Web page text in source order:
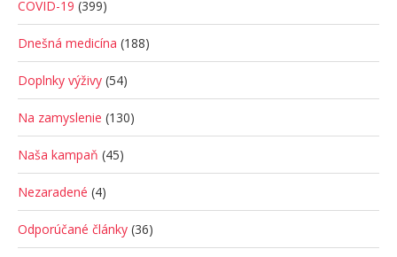
COVID-19 (399)
Dnešná medicína (188)
Doplnky výživy (54)
Na zamyslenie (130)
Naša kampaň (45)
Nezaradené (4)
Odporúčané články (36)